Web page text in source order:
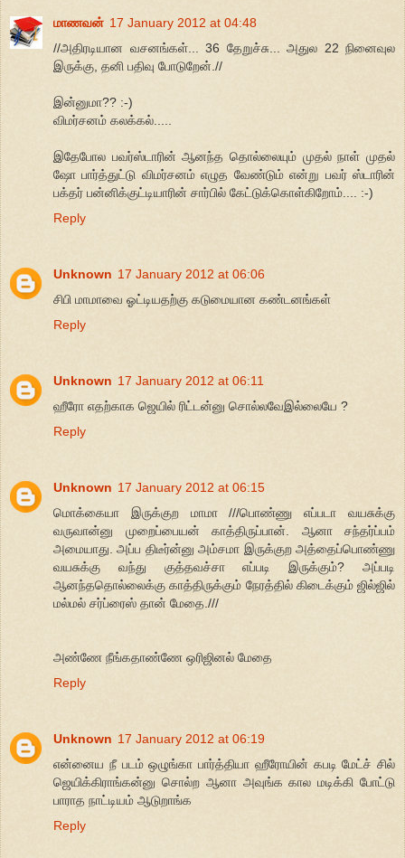
மாணவன் 17 January 2012 at 04:48
//அதிரடியான வசனங்கள்... 36 தேறுச்சு... அதுல 22 நினைவுல
இருக்கு, தனி பதிவு போடுறேன்.//
இன்னுமா?? :-)
விமர்சனம் கலக்கல்.....
இதேபோல பவர்ஸ்டாரின் ஆனந்த தொல்லையும் முதல் நாள் முதல்
ஷோ பார்த்துட்டு விமர்சனம் எழுத வேண்டும் என்று பவர் ஸ்டாரின்
பக்தர் பன்னிக்குட்டியாரின் சார்பில் கேட்டுக்கொள்கிறோம்.... :-)
Reply
Unknown 17 January 2012 at 06:06
சிபி மாமாவை ஓட்டியதற்கு கடுமையான கண்டனங்கள்
Reply
Unknown 17 January 2012 at 06:11
ஹீரோ எதற்காக ஜெயில் ரிட்டன்னு சொல்லவேஇல்லையே ?
Reply
Unknown 17 January 2012 at 06:15
மொக்கையா இருக்குற மாமா ///பொண்ணு எப்படா வயசுக்கு
வருவான்னு முறைப்பையன் காத்திருப்பான். ஆனா சந்தர்ப்பம்
அமையாது. அப்ப திடீர்ன்னு அம்சமா இருக்குற அத்தைப்பொண்ணு
வயசுக்கு வந்து குத்தவச்சா எப்படி இருக்கும்? அப்படி
ஆனந்ததொல்லைக்கு காத்திருக்கும் நேரத்தில் கிடைக்கும் ஜில்ஜில்
மல்மல் சர்ப்ரைஸ் தான் மேதை.///
அண்ணே நீங்கதாண்ணே ஒரிஜினல் மேதை
Reply
Unknown 17 January 2012 at 06:19
என்னைய நீ படம் ஒழுங்கா பார்த்தியா ஹீரோயின் கபடி மேட்ச் சில்
ஜெயிக்கிராங்கன்னு சொல்ற ஆனா அவுங்க கால மடிக்கி போட்டு
பாராத நாட்டியம் ஆடுறாங்க
Reply